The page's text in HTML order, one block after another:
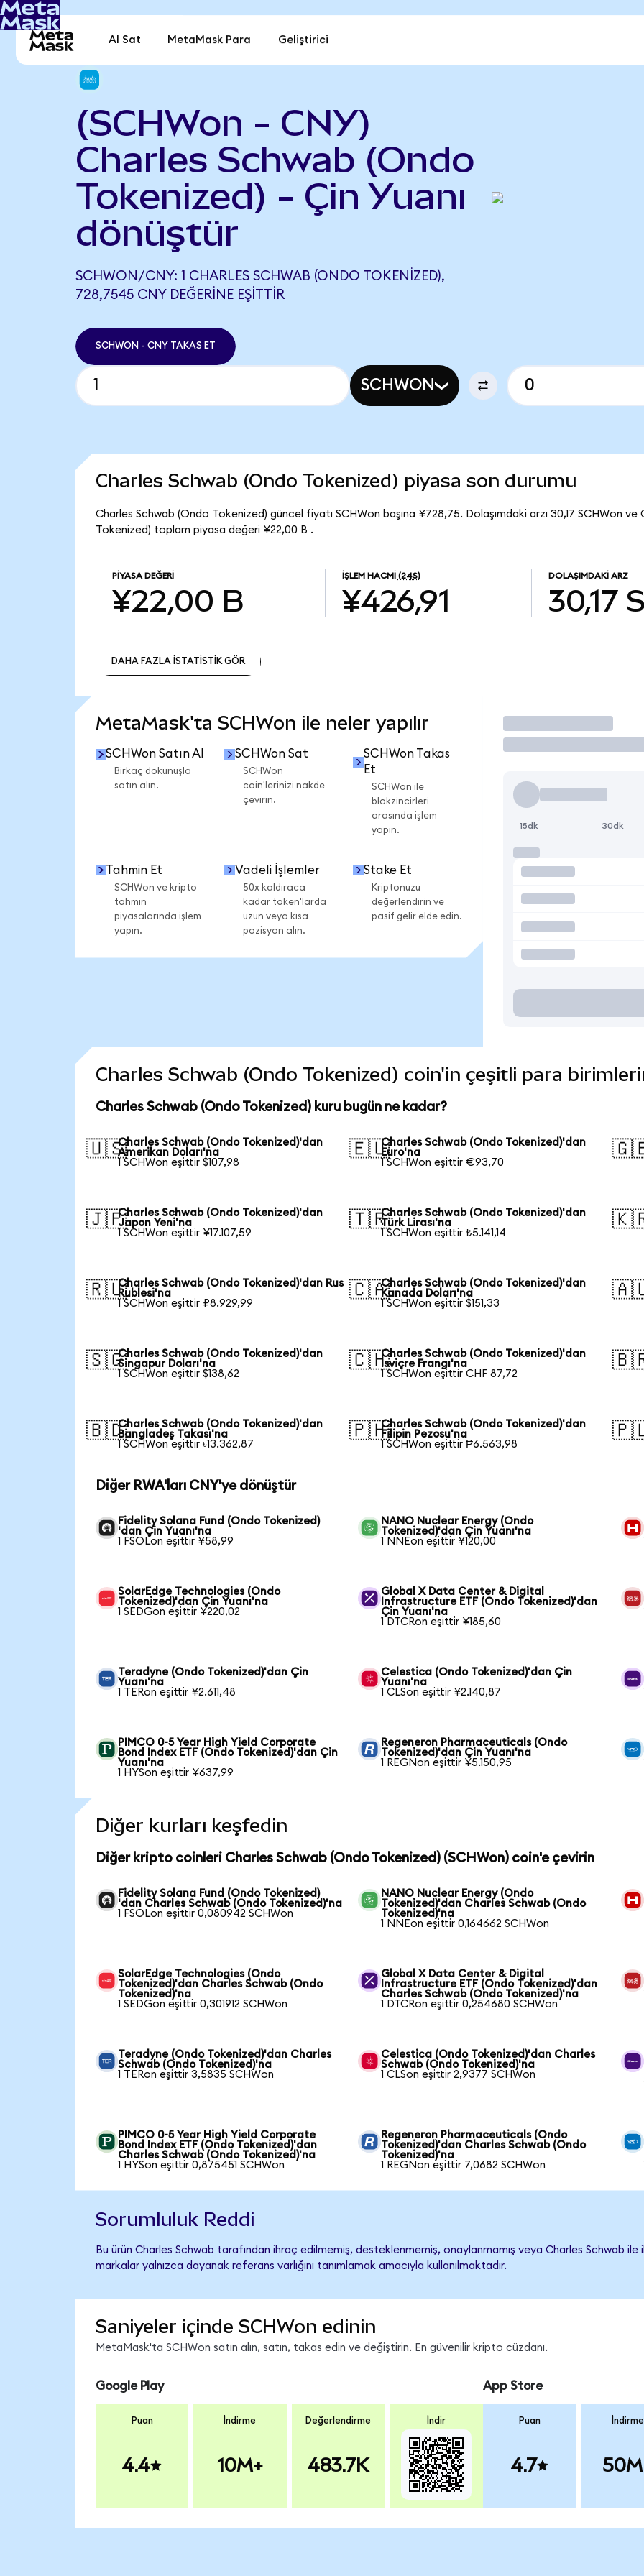
Al Sat MetaMask Para Geliştirici
(SCHWon - CNY)
Charles Schwab (Ondo
Tokenized) - Çin Yuanı
dönüştür
SCHWON/CNY: 1 CHARLES SCHWAB (ONDO TOKENIZED),
728,7545 CNY DEĞERINE EŞITTIR
SCHWON - CNY TAKAS ET
SCHWON
Charles Schwab (Ondo Tokenized) piyasa son durumu
Charles Schwab (Ondo Tokenized) güncel fiyatı SCHWon başına ¥728,75. Dolaşımdaki arzı 30,17 SCHWon ve
Tokenized) toplam piyasa değeri ¥22,00 B .
PIYASA DEĞERI
¥22,00 B
İŞLEM HACMI (24S)
¥426,91
DOLAŞIMDAKI ARZ
30,17
DAHA FAZLA İSTATİSTİK GÖR
MetaMask'ta SCHWon ile neler yapılır
SCHWon Satın Al
Birkaç dokunuşla
satın alın.
SCHWon Sat
SCHWon
coin'lerinizi nakde
çevirin.
SCHWon Takas
Et
SCHWon ile
blokzincirleri
arasında işlem
yapın.
Tahmin Et
SCHWon ve kripto
tahmin
piyasalarında işlem
yapın.
Vadeli İşlemler
50x kaldıraca
kadar token'larda
uzun veya kısa
pozisyon alın.
Stake Et
Kriptonuzu
değerlendirin ve
pasif gelir elde edin.
İşlem Yap
15dk 30dk
Charles Schwab (Ondo Tokenized) coin'in çeşitli para
Charles Schwab (Ondo Tokenized) kuru bugün ne kadar?
🇺🇸Charles Schwab (Ondo Tokenized)'dan
Amerikan Doları'na
1 SCHWon eşittir $107,98
🇪🇺Charles Schwab (Ondo Tokenized)'dan
Euro'na
1 SCHWon eşittir €93,70
🇯🇵Charles Schwab (Ondo Tokenized)'dan
Japon Yeni'na
1 SCHWon eşittir ¥17.107,59
🇹🇷Charles Schwab (Ondo Tokenized)'dan
Türk Lirası'na
1 SCHWon eşittir ₺5.141,14
🇷🇺Charles Schwab (Ondo Tokenized)'dan Rus
Rublesi'na
1 SCHWon eşittir ₽8.929,99
🇨🇦Charles Schwab (Ondo Tokenized)'dan
Kanada Doları'na
1 SCHWon eşittir $151,33
🇸🇬Charles Schwab (Ondo Tokenized)'dan
Singapur Doları'na
1 SCHWon eşittir $138,62
🇨🇭Charles Schwab (Ondo Tokenized)'dan
İsviçre Frangı'na
1 SCHWon eşittir CHF 87,72
🇧🇩Charles Schwab (Ondo Tokenized)'dan
Bangladeş Takası'na
1 SCHWon eşittir ৳13.362,87
🇵🇭Charles Schwab (Ondo Tokenized)'dan
Filipin Pezosu'na
1 SCHWon eşittir ₱6.563,98
Diğer RWA'ları CNY'ye dönüştür
Fidelity Solana Fund (Ondo Tokenized)
'dan Çin Yuanı'na
1 FSOLon eşittir ¥58,99
NANO Nuclear Energy (Ondo
Tokenized)'dan Çin Yuanı'na
1 NNEon eşittir ¥120,00
SolarEdge Technologies (Ondo
Tokenized)'dan Çin Yuanı'na
1 SEDGon eşittir ¥220,02
Global X Data Center & Digital
Infrastructure ETF (Ondo Tokenized)'dan
Çin Yuanı'na
1 DTCRon eşittir ¥185,60
Teradyne (Ondo Tokenized)'dan Çin
Yuanı'na
1 TERon eşittir ¥2.611,48
Celestica (Ondo Tokenized)'dan Çin
Yuanı'na
1 CLSon eşittir ¥2.140,87
PIMCO 0-5 Year High Yield Corporate
Bond Index ETF (Ondo Tokenized)'dan Çin
Yuanı'na
1 HYSon eşittir ¥637,99
Regeneron Pharmaceuticals (Ondo
Tokenized)'dan Çin Yuanı'na
1 REGNon eşittir ¥5.150,95
Diğer kurları keşfedin
Diğer kripto coinleri Charles Schwab (Ondo Tokenized) (SCHWon) coin'e çevirin
Fidelity Solana Fund (Ondo Tokenized)
'dan Charles Schwab (Ondo Tokenized)'na
1 FSOLon eşittir 0,080942 SCHWon
NANO Nuclear Energy (Ondo
Tokenized)'dan Charles Schwab (Ondo
Tokenized)'na
1 NNEon eşittir 0,164662 SCHWon
SolarEdge Technologies (Ondo
Tokenized)'dan Charles Schwab (Ondo
Tokenized)'na
1 SEDGon eşittir 0,301912 SCHWon
Global X Data Center & Digital
Infrastructure ETF (Ondo Tokenized)'dan
Charles Schwab (Ondo Tokenized)'na
1 DTCRon eşittir 0,254680 SCHWon
Teradyne (Ondo Tokenized)'dan Charles
Schwab (Ondo Tokenized)'na
1 TERon eşittir 3,5835 SCHWon
Celestica (Ondo Tokenized)'dan Charles
Schwab (Ondo Tokenized)'na
1 CLSon eşittir 2,9377 SCHWon
PIMCO 0-5 Year High Yield Corporate
Bond Index ETF (Ondo Tokenized)'dan
Charles Schwab (Ondo Tokenized)'na
1 HYSon eşittir 0,875451 SCHWon
Regeneron Pharmaceuticals (Ondo
Tokenized)'dan Charles Schwab (Ondo
Tokenized)'na
1 REGNon eşittir 7,0682 SCHWon
Sorumluluk Reddi
Bu ürün Charles Schwab tarafından ihraç edilmemiş, desteklenmemiş, onaylanmamış veya Charles Schwab
markalar yalnızca dayanak referans varlığını tanımlamak amacıyla kullanılmaktadır.
Saniyeler içinde SCHWon edinin
MetaMask'ta SCHWon satın alın, satın, takas edin ve değiştirin. En güvenilir kripto cüzdanı.
Google Play
Puan
4.4
İndirme
10M+
Değerlendirme
483.7K
İndir
App Store
Puan
4.7
İndirme